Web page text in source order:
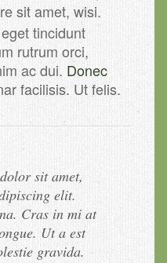
sit amet, wisi.
tincidunt
rutrum orci,
ac dui. Donec
facilisis. Ut felis.
sit amet,
elit.
Cras in mi at
Ut a est
gravida.